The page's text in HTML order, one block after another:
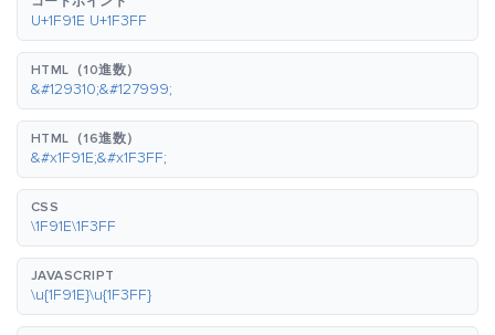
U+1F91E U+1F3FF
HTML（10進数）
&#129310;&#127999;
HTML（16進数）
&#x1F91E;&#x1F3FF;
CSS
\1F91E\1F3FF
JAVASCRIPT
\u{1F91E}\u{1F3FF}